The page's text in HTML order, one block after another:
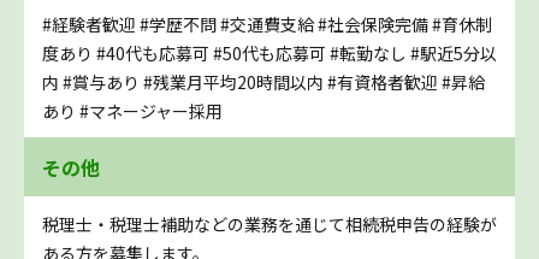
#経験者歓迎 #学歴不問#交通費支給#社会保険完備#育休制
度あり #40代も応募可 #50代も応募可 #転勤なし #駅近5分以
内 #賞与あり #残業月平均20時間以内 #有資格者歓迎 #昇給
あり #マネージャー採用
その他
税理士・税理士補助などの業務を通じて相続税申告の経験が
ある方を募集します。